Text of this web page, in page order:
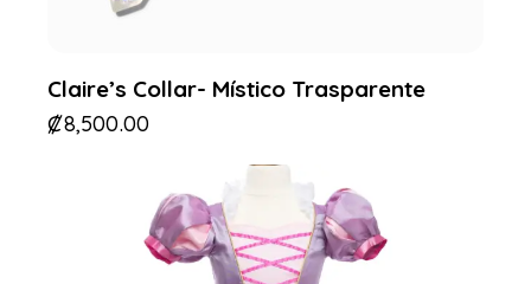
Claire’s Collar- Místico Trasparente
₡8,500.00